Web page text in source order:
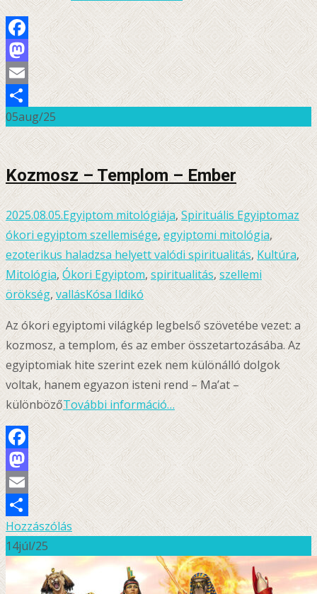
Facebook
Mastodon
Email
Ossza
meg
05aug/25
Kozmosz – Templom – Ember
2025.08.05.Egyiptom mitológiája,Spirituális Egyiptomaz
ókori egyiptom szellemisége,egyiptomi mitológia,
ezoterikus haladzsa helyett valódi spiritualitás, Kultúra,
Mitológia,Ókori Egyiptom,spiritualitás,szellemi
örökség, vallásKósa Ildikó
Az ókori egyiptomi világkép legbelső szövetébe vezet: a
kozmosz, a templom, és az ember összetartozásába. Az
egyiptomiak hite szerint ezek nem különálló dolgok
voltak, hanem egyazon isteni rend – Ma’at –
különbözőTovábbi információ…
Facebook
Mastodon
Email
Ossza
meg
Hozzászólás
14júl/25